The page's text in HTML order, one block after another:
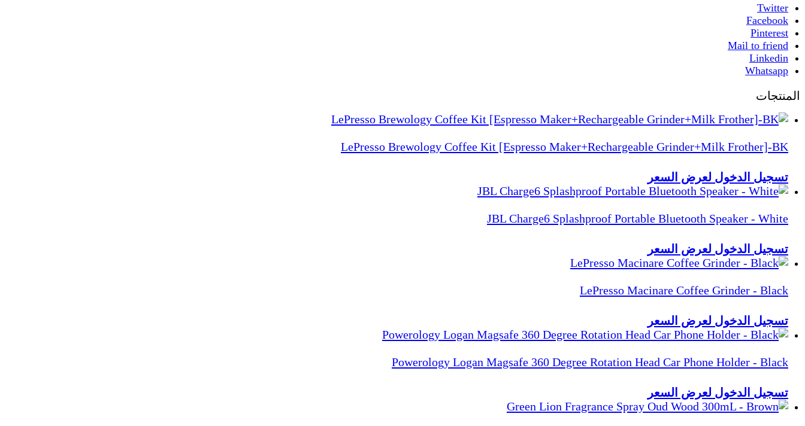
Twitter
Facebook
Pinterest
Mail to friend
Linkedin
Whatsapp
المنتجات
LePresso Brewology Coffee Kit [Espresso Maker+Rechargeable Grinder+Milk Frother]-BK
تسجيل الدخول لعرض السعر
JBL Charge6 Splashproof Portable Bluetooth Speaker - White
تسجيل الدخول لعرض السعر
LePresso Macinare Coffee Grinder - Black
تسجيل الدخول لعرض السعر
Powerology Logan Magsafe 360 Degree Rotation Head Car Phone Holder - Black
تسجيل الدخول لعرض السعر